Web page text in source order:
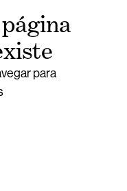
para